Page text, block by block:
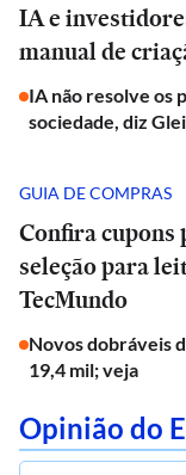
IA e
manual de
IA não resolve os
sociedade, diz
GUIA DE COMPRAS
Confira cupons
seleção para
TecMundo
Novos dobráveis
19,4 mil; veja
Opinião do